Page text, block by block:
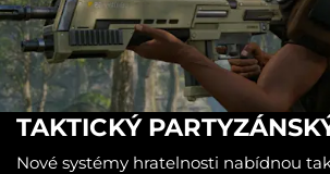
TAKTICKÝ
Nové systémy hratelnosti nabídnou